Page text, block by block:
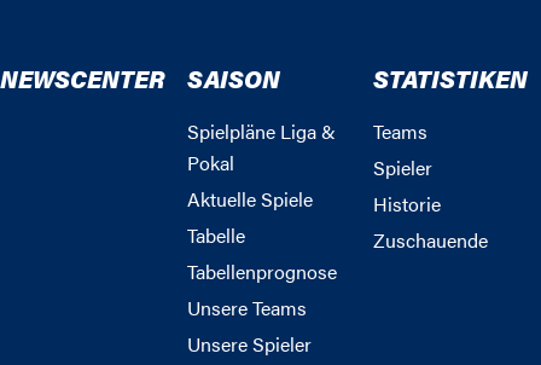
NEWSCENTER SAISON
Spielpläne Liga &
Pokal
Aktuelle Spiele
Tabelle
Tabellenprognose
Unsere Teams
Unsere Spieler
STATISTIKEN
Teams
Spieler
Historie
Zuschauende